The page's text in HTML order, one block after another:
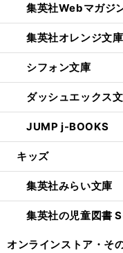
集英社Webマガジ
集英社オレンジ文庫
シフォン文庫
ダッシュエックス
JUMP j-BOOKS
キッズ
集英社みらい文庫
集英社の児童図書
オンラインストア・ そ